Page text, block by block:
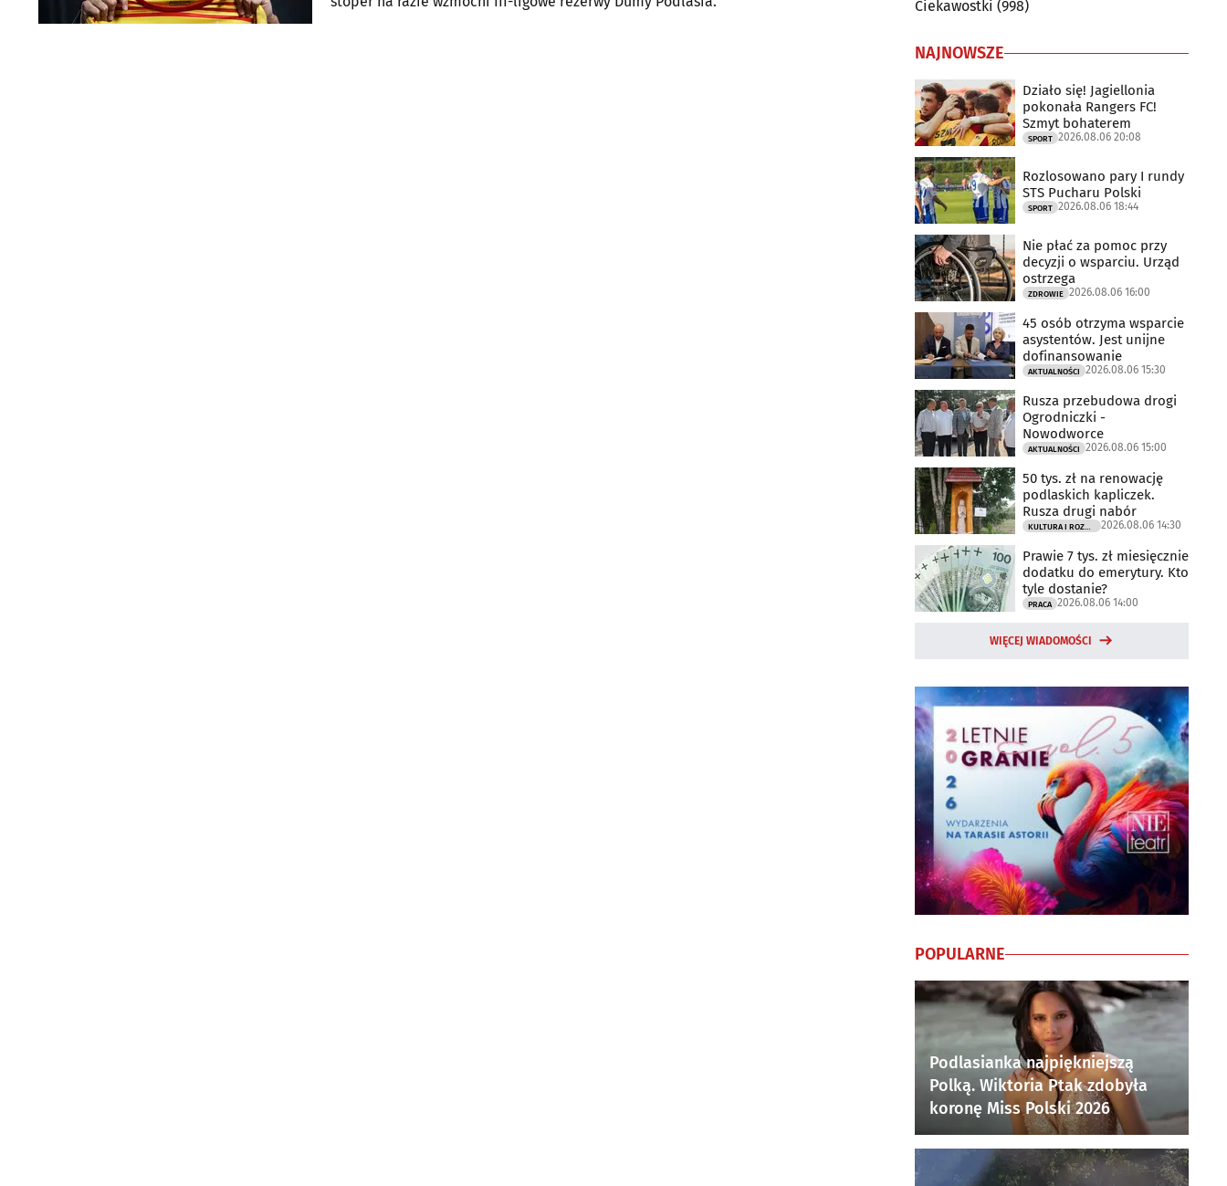
Ciekawostki (998)
NAJNOWSZE
Działo się! Jagiellonia
pokonała Rangers FC!
Szmyt bohaterem
SPORT 2026.08.06 20:08
Rozlosowano pary I rundy
STS Pucharu Polski
SPORT 2026.08.06 18:44
Nie płać za pomoc przy
decyzji o wsparciu. Urząd
ostrzega
ZDROWIE 2026.08.06 16:00
45 osób otrzyma wsparcie
asystentów. Jest unijne
dofinansowanie
AKTUALNOŚCI 2026.08.06 15:30
Rusza przebudowa drogi
Ogrodniczki -
Nowodworce
AKTUALNOŚCI 2026.08.06 15:00
50 tys. zł na renowację
podlaskich kapliczek.
Rusza drugi nabór
2026.08.06 14:30
Prawie 7 tys. zł miesięcznie
dodatku do emerytury. Kto
tyle dostanie?
PRACA 2026.08.06 14:00
WIĘCEJ WIADOMOŚCI
POPULARNE
Podlasianka najpiękniejszą
Polką. Wiktoria Ptak zdobyła
koronę Miss Polski 2026